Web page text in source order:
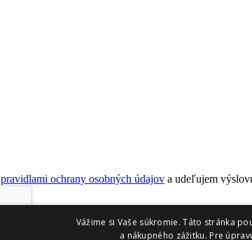
pravidlami ochrany osobných údajov a udeľujem
Vážime si Vaše súkromie. Táto stránka
a nákupného zážitku. Pre